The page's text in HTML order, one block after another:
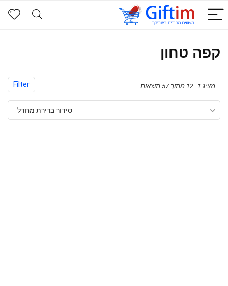
קפה טחון
Filter מציג 1–12 מתוך 57 תוצאות
סידור ברירת מחדל